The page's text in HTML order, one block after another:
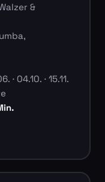
&
04.10. · 15.11.